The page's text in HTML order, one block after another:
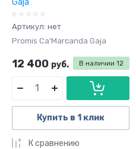
Gaja
Артикул: нет
Promis Ca'Marcanda Gaja
В наличии 12
12 400 руб.
Купить в 1 клик
К сравнению